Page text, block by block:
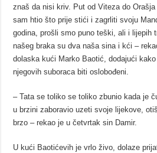
znaš da nisi kriv. Put od Viteza do
sam htio što prije stići i zagrliti svoju
godina, prošli smo puno teški, ali i lijepih
našeg braka su dva naša sina i kći –
dolaska kući Marko Baotić, dodajući
njegovih suboraca biti oslobođeni.
– Tata se toliko se toliko zbunio kada je
u brzini zaboravio uzeti svoje lijekove,
brzo – rekao je u četvrtak sin Damir.
U kući Baotićevih je vrlo živo, dolaze